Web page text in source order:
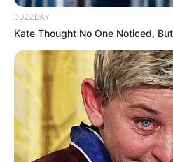
BUZZDAY
Kate Thought No One Noticed,